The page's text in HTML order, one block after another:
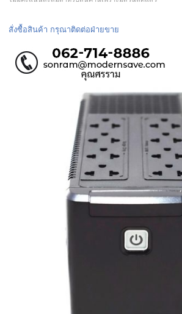
สั่งซื้อสินค้า กรุณาติดต่อฝ่ายขาย